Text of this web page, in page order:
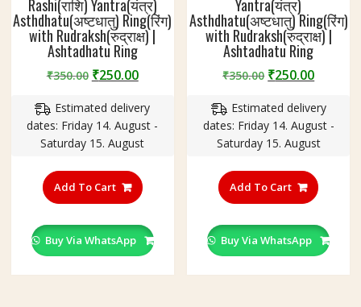
Rashi(राशि) Yantra(यंत्र)
Asthdhatu(अष्टधातु) Ring(रिंग)
with Rudraksh(रुद्राक्ष) |
Ashtadhatu Ring
₹350.00 Original
was:
₹350.00.
₹250.00Current
is:
₹250.00.
Estimated delivery
dates: Friday 14. August -
Saturday 15. August
Add To Cart
product
multiple
variants.
The
options
Buy Via WhatsApp
Yantra(यंत्र)
Asthdhatu(अष्टधातु) Ring(रिंग)
with Rudraksh(रुद्राक्ष) |
Ashtadhatu Ring
₹350.00 Original
was:
₹350.00.
₹250.00
is:
Estimated delivery
dates: Friday 14. August -
Saturday 15. August
Add To Cart
product
multiple
variants.
The
options
Buy Via WhatsApp